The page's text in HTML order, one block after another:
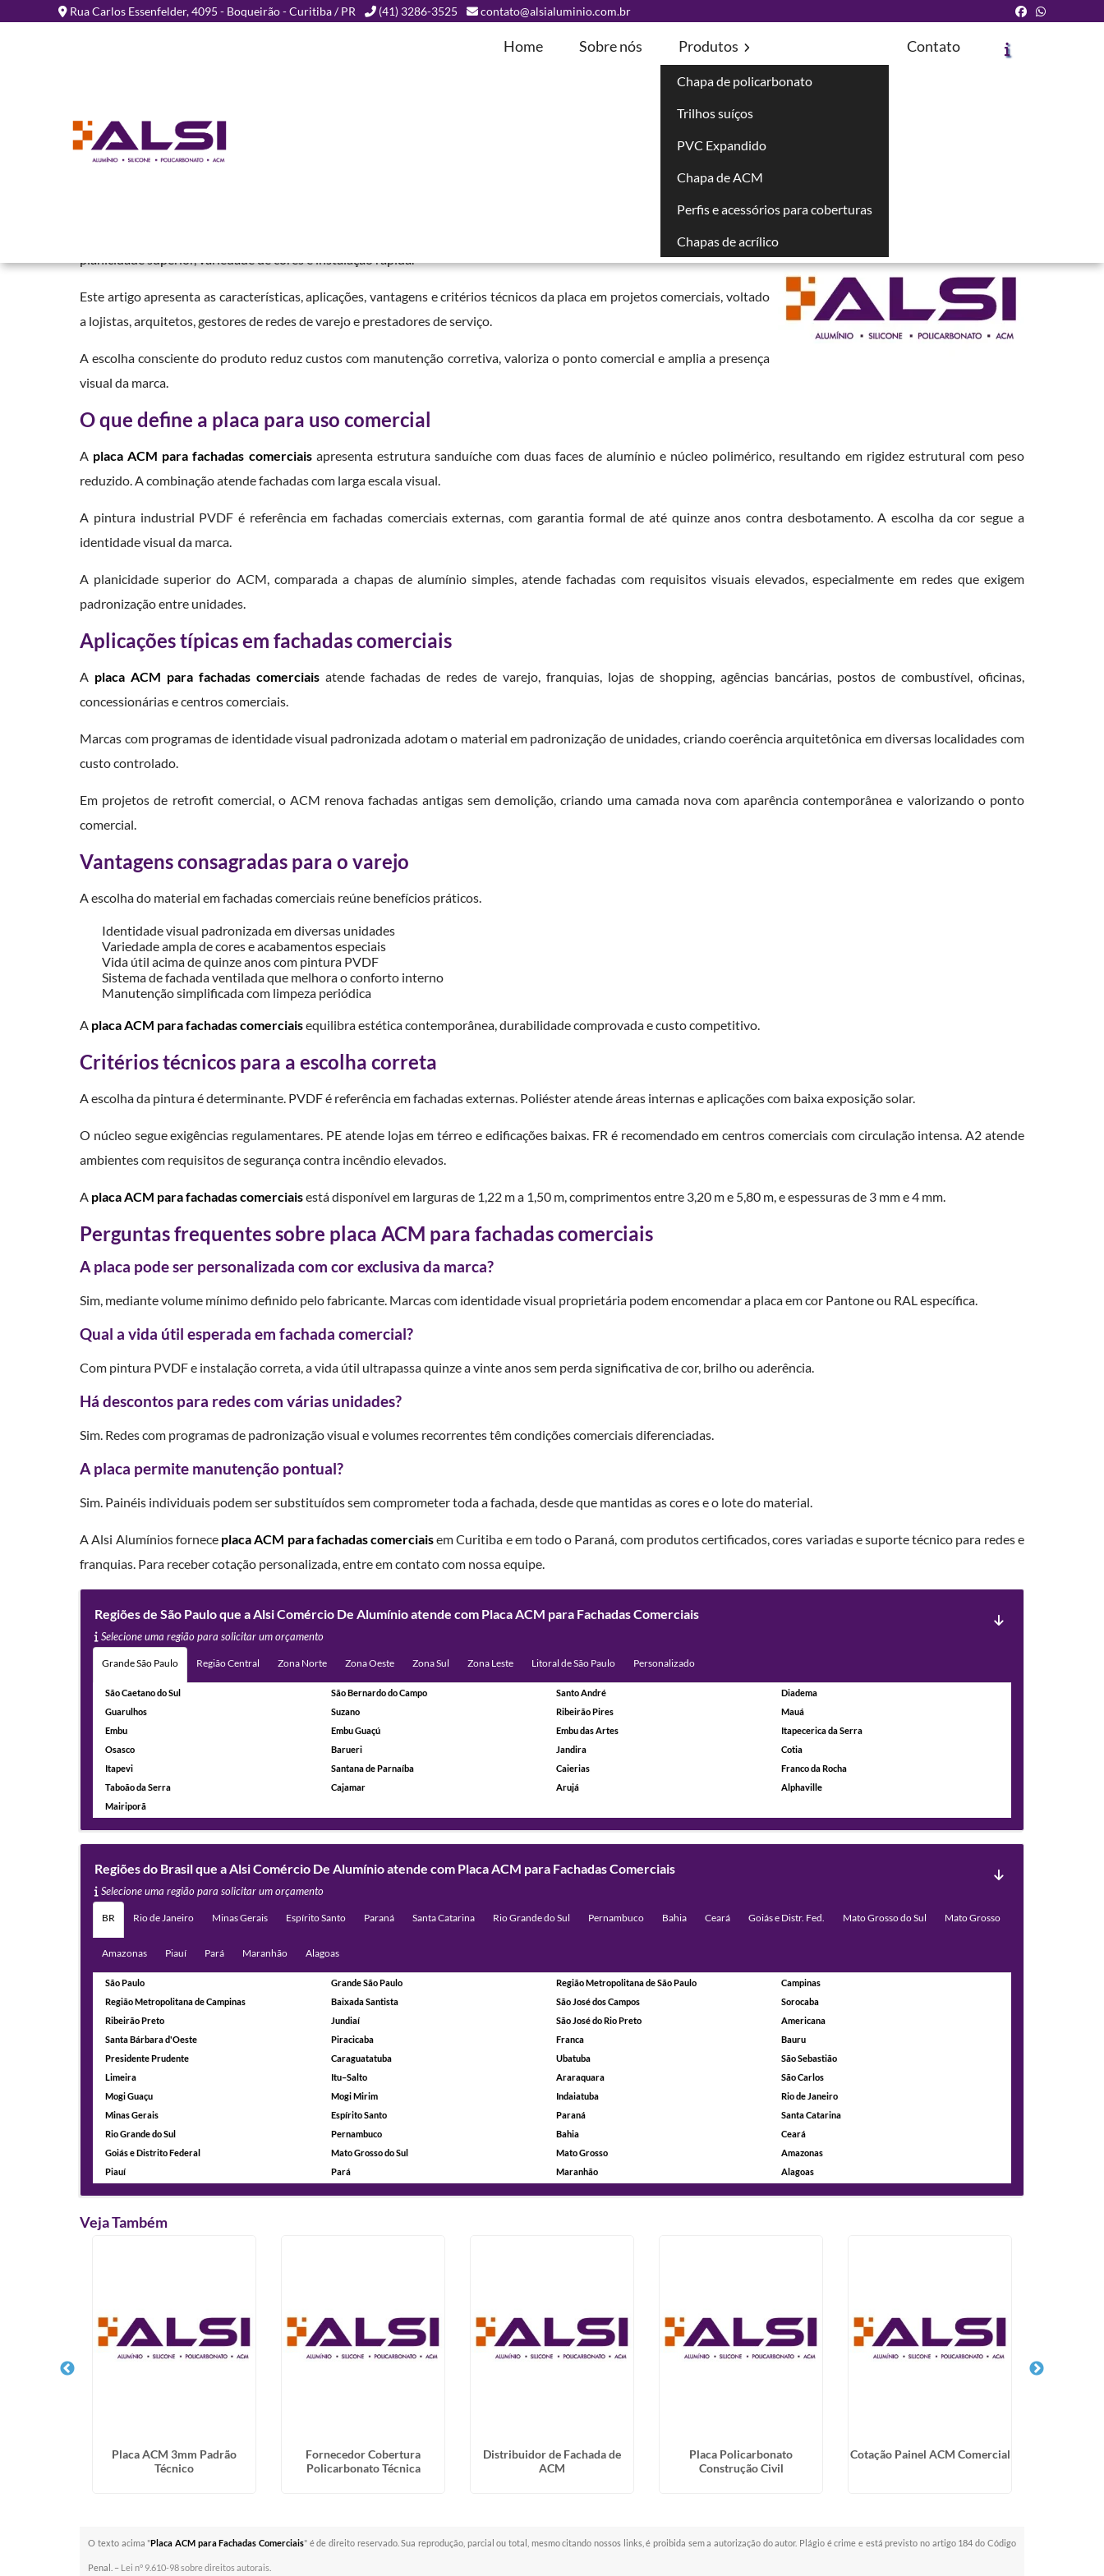
Rua Carlos Essenfelder, 4095 - Boqueirão - Curitiba / PR (41) 3286-3525 contato@alsialuminio.com.br
Home Sobre nós Produtos
Chapa de policarbonato
Trilhos suíços
PVC Expandido
Chapa de ACM
Perfis e acessórios para coberturas
Chapas de acrílico
Contato
Placa ACM para Fachadas Comerciais
Home»Informações»Placa ACM para Fachadas Comerciais
Comércios, franquias e estabelecimentos varejistas demandam soluções de fachada que combinem aparência uniforme,
atende essas exigências com
planicidade superior, variedade de cores e instalação rápida.
Este artigo apresenta as características, aplicações, vantagens e critérios técnicos da placa em projetos comerciais, voltado
a lojistas, arquitetos, gestores de redes de varejo e prestadores de serviço.
A escolha consciente do produto reduz custos com manutenção corretiva, valoriza o ponto comercial e amplia a presença
visual da marca.
O que define a placa para uso comercial
A placa ACM para fachadas comerciaisapresenta estrutura sanduíche com duas faces de alumínio e núcleo polimérico, resultando em rigidez estrutural com peso
reduzido. A combinação atende fachadas com larga escala visual.
A pintura industrial PVDF é referência em fachadas comerciais externas, com garantia formal de até quinze anos contra desbotamento. A escolha da cor segue a
identidade visual da marca.
A planicidade superior do ACM, comparada a chapas de alumínio simples, atende fachadas com requisitos visuais elevados, especialmente em redes que exigem
padronização entre unidades.
Aplicações típicas em fachadas comerciais
A placa ACM para fachadas comerciais atende fachadas de redes de varejo, franquias, lojas de shopping, agências bancárias, postos de combustível, oficinas,
concessionárias e centros comerciais.
Marcas com programas de identidade visual padronizada adotam o material em padronização de unidades, criando coerência arquitetônica em diversas localidades com
custo controlado.
Em projetos de retrofit comercial, o ACM renova fachadas antigas sem demolição, criando uma camada nova com aparência contemporânea e valorizando o ponto
comercial.
Vantagens consagradas para o varejo
A escolha do material em fachadas comerciais reúne benefícios práticos.
Identidade visual padronizada em diversas unidades
Variedade ampla de cores e acabamentos especiais
Vida útil acima de quinze anos com pintura PVDF
Sistema de fachada ventilada que melhora o conforto interno
Manutenção simplificada com limpeza periódica
A placa ACM para fachadas comerciaisequilibra estética contemporânea, durabilidade comprovada e custo competitivo.
Critérios técnicos para a escolha correta
A escolha da pintura é determinante. PVDF é referência em fachadas externas. Poliéster atende áreas internas e aplicações com baixa exposição solar.
O núcleo segue exigências regulamentares. PE atende lojas em térreo e edificações baixas. FR é recomendado em centros comerciais com circulação intensa. A2 atende
ambientes com requisitos de segurança contra incêndio elevados.
A placa ACM para fachadas comerciaisestá disponível em larguras de 1,22 m a 1,50 m, comprimentos entre 3,20 m e 5,80 m, e espessuras de 3 mm e 4 mm.
Perguntas frequentes sobre placa ACM para fachadas comerciais
A placa pode ser personalizada com cor exclusiva da marca?
Sim, mediante volume mínimo definido pelo fabricante. Marcas com identidade visual proprietária podem encomendar a placa em cor Pantone ou RAL específica.
Qual a vida útil esperada em fachada comercial?
Com pintura PVDF e instalação correta, a vida útil ultrapassa quinze a vinte anos sem perda significativa de cor, brilho ou aderência.
Há descontos para redes com várias unidades?
Sim. Redes com programas de padronização visual e volumes recorrentes têm condições comerciais diferenciadas.
A placa permite manutenção pontual?
Sim. Painéis individuais podem ser substituídos sem comprometer toda a fachada, desde que mantidas as cores e o lote do material.
A Alsi Alumínios fornece placa ACM para fachadas comerciaisem Curitiba e em todo o Paraná, com produtos certificados, cores variadas e suporte técnico para redes e
franquias. Para receber cotação personalizada, entre em contato com nossa equipe.
Regiões de São Paulo que a Alsi Comércio De Alumínio atende com Placa ACM para Fachadas Comerciais
Selecione uma região para solicitar um orçamento
Grande São Paulo Região Central Zona Norte Zona Oeste Zona Sul Zona Leste Litoral de São Paulo Personalizado
São Caetano do Sul São Bernardo do Campo Santo André
Diadema
Guarulhos
Suzano Ribeirão Pires
Mauá
Embu
Embu Guaçú Embu das Artes
Itapecerica da Serra
Osasco
Barueri Jandira
Cotia
Itapevi
Santana de Parnaíba Caierias
Franco da Rocha
Taboão da Serra
Cajamar Arujá
Alphaville
Mairiporã
Regiões do Brasil que a Alsi Comércio De Alumínio atende com Placa ACM para Fachadas Comerciais
Selecione uma região para solicitar um orçamento
BR Rio de Janeiro Minas Gerais Espírito Santo Paraná Santa Catarina Rio Grande do Sul Pernambuco Bahia Ceará Goiás e Distr. Fed. Mato Grosso do Sul Mato Grosso
Amazonas Piauí Pará Maranhão Alagoas
São Paulo Grande São Paulo Região Metropolitana de São Paulo
Campinas
Região Metropolitana de Campinas
Baixada Santista São José dos Campos
Sorocaba
Ribeirão Preto
Jundiaí São José do Rio Preto
Americana
Santa Bárbara d'Oeste
Piracicaba Franca
Bauru
Presidente Prudente
Caraguatatuba Ubatuba
São Sebastião
Limeira
Itu–Salto Araraquara
São Carlos
Mogi Guaçu
Mogi Mirim Indaiatuba
Rio de Janeiro
Minas Gerais
Espírito Santo Paraná
Santa Catarina
Rio Grande do Sul
Pernambuco Bahia
Ceará
Goiás e Distrito Federal
Mato Grosso do Sul Mato Grosso
Amazonas
Piauí
Pará Maranhão Alagoas
Veja Também
Placa ACM 3mm Padrão
Técnico
Fornecedor Cobertura
Policarbonato Técnica
Distribuidor de Fachada de
ACM
Placa Policarbonato
Construção Civil
Cotação Painel ACM Comercial
O texto acima "Placa ACM para Fachadas Comerciais" é de direito reservado. Sua reprodução, parcial ou total, mesmo citando nossos links, é proibida sem a autorização do autor. Plágio é crime e está previsto no artigo 184 do Código
Penal. – Lei n° 9.610-98 sobre direitos autorais